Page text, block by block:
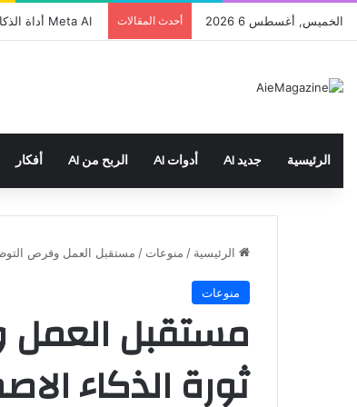
الخميس, أغسطس 6 2026 أحدث المقالات
الرئيسية جديد AI أدوات AI الربح من AI أفكار
الرئيسية / منوعات / مستقبل العمل وفرص
منوعات
مستقبل
ثورة الذكاء